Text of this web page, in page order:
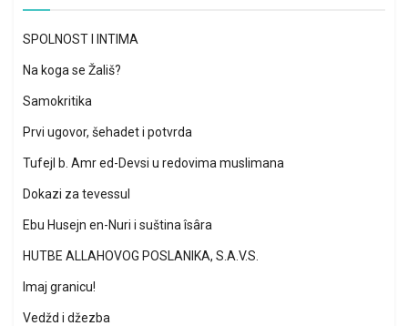
SPOLNOST I INTIMA
Na koga se Žališ?
Samokritika
Prvi ugovor, šehadet i potvrda
Tufejl b. Amr ed-Devsi u redovima muslimana
Dokazi za tevessul
Ebu Husejn en-Nuri i suština îsâra
HUTBE ALLAHOVOG POSLANIKA, S.A.V.S.
Imaj granicu!
Vedžd i džezba